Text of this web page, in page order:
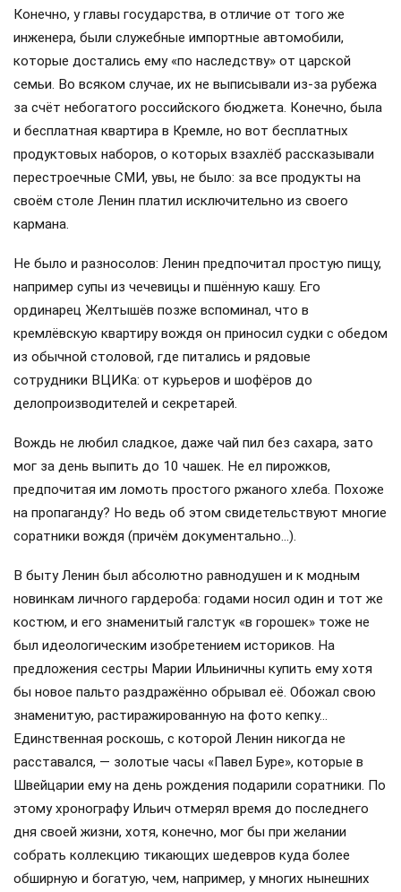
Конечно, у главы государства, в отличие от того же
инженера, были служебные импортные автомобили,
которые достались ему «по наследству» от царской
семьи. Во всяком случае, их не выписывали из-за рубежа
за счёт небогатого российского бюджета. Конечно, была
и бесплатная квартира в Кремле, но вот бесплатных
продуктовых наборов, о которых взахлёб рассказывали
перестроечные СМИ, увы, не было: за все продукты на
своём столе Ленин платил исключительно из своего
кармана.
Не было и разносолов: Ленин предпочитал простую пищу,
например супы из чечевицы и пшённую кашу. Его
ординарец Желтышёв позже вспоминал, что в
кремлёвскую квартиру вождя он приносил судки с обедом
из обычной столовой, где питались и рядовые
сотрудники ВЦИКа: от курьеров и шофёров до
делопроизводителей и секретарей.
Вождь не любил сладкое, даже чай пил без сахара, зато
мог за день выпить до 10 чашек. Не ел пирожков,
предпочитая им ломоть простого ржаного хлеба. Похоже
на пропаганду? Но ведь об этом свидетельствуют многие
соратники вождя (причём документально…).
В быту Ленин был абсолютно равнодушен и к модным
новинкам личного гардероба: годами носил один и тот же
костюм, и его знаменитый галстук «в горошек» тоже не
был идеологическим изобретением историков. На
предложения сестры Марии Ильиничны купить ему хотя
бы новое пальто раздражённо обрывал её. Обожал свою
знаменитую, растиражированную на фото кепку…
Единственная роскошь, с которой Ленин никогда не
расставался, — золотые часы «Павел Буре», которые в
Швейцарии ему на день рождения подарили соратники. По
этому хронографу Ильич отмерял время до последнего
дня своей жизни, хотя, конечно, мог бы при желании
собрать коллекцию тикающих шедевров куда более
обширную и богатую, чем, например, у многих нынешних